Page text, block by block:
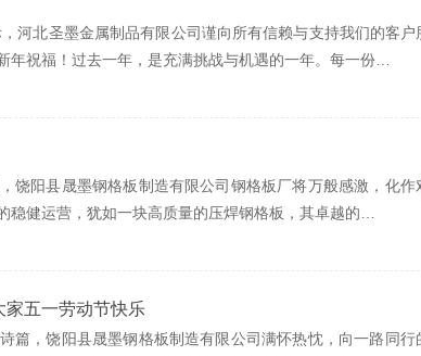
河北圣墨金属制品有限公司谨向所有信赖与支持我们的客户
祝福！过去一年，是充满挑战与机遇的一年。每一份…
饶阳县晟墨钢格板制造有限公司钢格板厂将万般感激，化作
健运营，犹如一块高质量的压焊钢格板，其卓越的…
家五一劳动节快乐
篇，饶阳县晟墨钢格板制造有限公司满怀热忱，向一路同行